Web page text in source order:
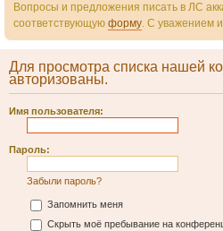
Вопросы и предложения писать в ЛС
соответствующую форму. С уважением
Для просмотра списка нашей
авторизованы.
Имя пользователя:
Пароль:
Забыли пароль?
Запомнить меня
Скрыть моё пребывание на